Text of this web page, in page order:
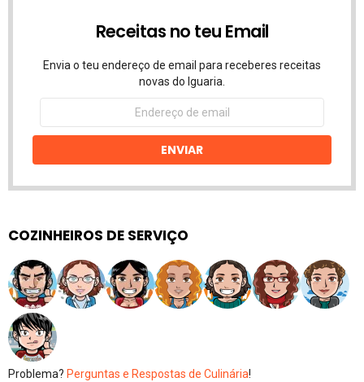
Receitas no teu Email
Envia o teu endereço de email para receberes receitas
novas do Iguaria.
Endereço
email
ENVIAR
COZINHEIROS DE SERVIÇO
Problema? Perguntas e Respostas de Culinária!